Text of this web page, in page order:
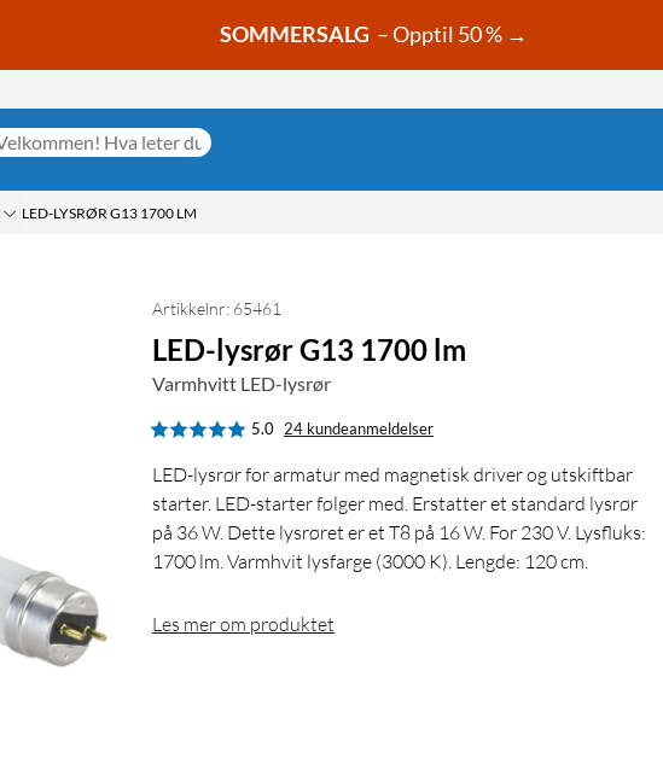
SOMMERSALG – Opptil 50 % →
LED-LYSRØR G13 1700 LM
Artikkelnr: 65461
LED-lysrør G13 1700 lm
Varmhvitt LED-lysrør
5.0 24 kundeanmeldelser
LED-lysrør for armatur med magnetisk driver og utskiftbar
starter. LED-starter følger med. Erstatter et standard lysrør
på 36 W. Dette lysrøret er et T8 på 16 W. For 230 V. Lysfluks:
1700 lm. Varmhvit lysfarge (3000 K). Lengde: 120 cm.
Les mer om produktet